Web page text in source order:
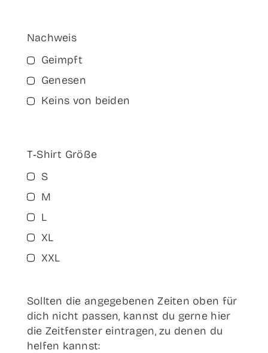
Nach­weis
Geimpft
Gene­sen
Keins von beiden
T‑Shirt Grö­ße
S
M
L
XL
XXL
Soll­ten die ange­ge­be­nen Zei­ten oben für
dich nicht pas­sen, kannst du ger­ne hier
die Zeit­fens­ter ein­tra­gen, zu denen du
hel­fen kannst: